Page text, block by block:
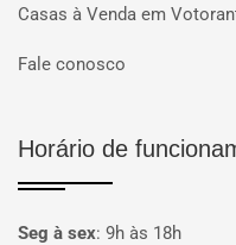
Casas à Venda em
Fale conosco
Horário de
Seg à sex: 9h às 18h